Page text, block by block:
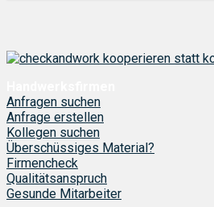
Anfragen suchen
Anfrage erstellen
Kollegen suchen
Überschüssiges Material?
Firmencheck
Qualitätsanspruch
Gesunde Mitarbeiter